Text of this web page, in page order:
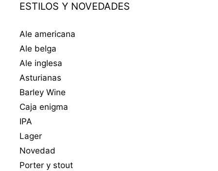
ESTILOS Y NOVEDADES
Ale americana
Ale belga
Ale inglesa
Asturianas
Barley Wine
Caja enigma
IPA
Lager
Novedad
Porter y stout